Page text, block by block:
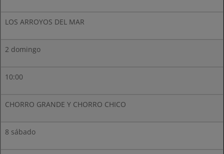
LOS ARROYOS DEL MAR
2 domingo
10:00
CHORRO GRANDE Y CHORRO CHICO
8 sábado